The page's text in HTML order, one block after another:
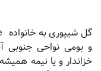
گل شیپوری به خانواده
و بومی نواحی جنوبی
خزاندار و یا نیمه